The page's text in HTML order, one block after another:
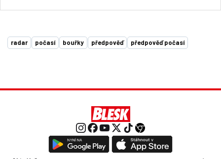
radar počasí bouřky předpověď předpověď počasí